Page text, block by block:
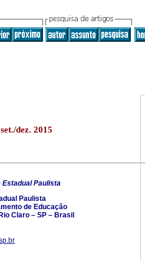
dez. 2015
Estadual Paulista
Paulista
de Educação
Claro – SP – Brasil